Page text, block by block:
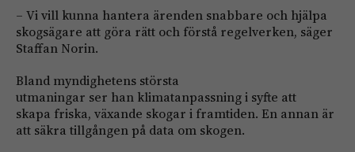
– Vi vill kunna hantera ärenden snabbare och hjälpa
skogsägare att göra rätt och förstå regelverken, säger
Staffan Norin.
Bland myndighetens största
utmaningar ser han klimatanpassning i syfte att
skapa friska, växande skogar i framtiden. En annan är
att säkra tillgången på data om skogen.